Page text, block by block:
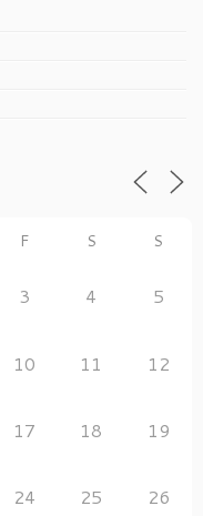
F S S
3 4 5
10 11 12
17 18 19
24 25 26